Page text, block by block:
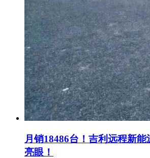
月销18486台！吉利远程新
亮眼！